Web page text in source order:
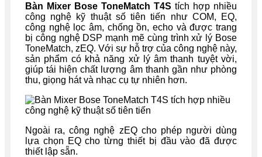
Bàn Mixer Bose ToneMatch T4S tích hợp nhiều
công nghệ kỹ thuật số tiên tiến như COM, EQ,
công nghệ lọc âm, chống ồn, echo và được trang
bị công nghệ DSP mạnh mẽ cùng trình xử lý Bose
ToneMatch, zEQ. Với sự hỗ trợ của công nghệ này,
sản phẩm có khả năng xử lý âm thanh tuyệt vời,
giúp tái hiện chất lượng âm thanh gần như phòng
thu, giọng hát và nhạc cụ tự nhiên hơn.
Ngoài ra, công nghệ zEQ cho phép người dùng
lựa chọn EQ cho từng thiết bị đầu vào đã được
thiết lập sẵn.